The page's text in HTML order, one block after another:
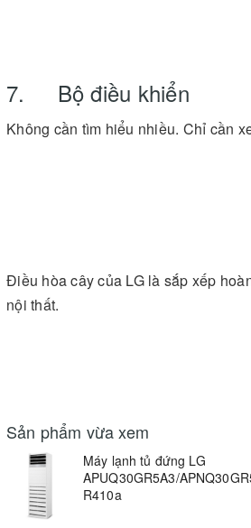
7. Bộ điều khiển
Không cần tìm hiểu nhiều. Chỉ cần
Điều hòa cây của LG là sắp xếp
nội thất.
Sản phẩm vừa xem
Máy lạnh tủ đứng LG
APUQ30GR5A3/
R410a